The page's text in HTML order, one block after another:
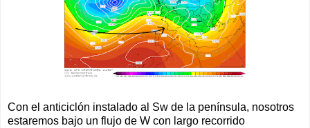
Con el anticiclón instalado al Sw de la península, nosotros
estaremos bajo un flujo de W con largo recorrido